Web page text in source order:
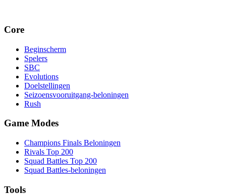
Core
Beginscherm
Spelers
SBC
Evolutions
Doelstellingen
Seizoensvooruitgang-beloningen
Rush
Game Modes
Champions Finals Beloningen
Rivals Top 200
Squad Battles Top 200
Squad Battles-beloningen
Tools